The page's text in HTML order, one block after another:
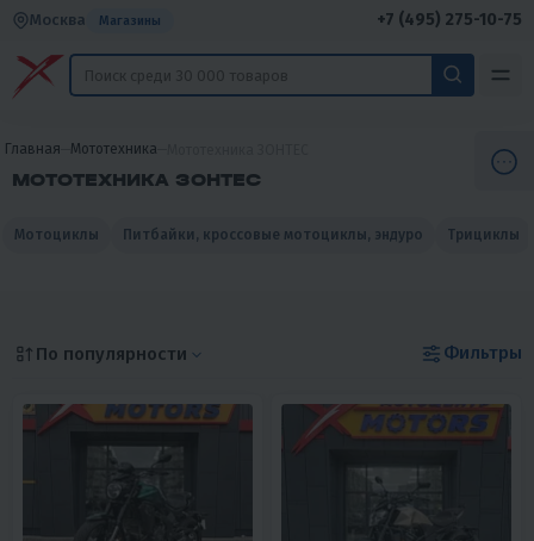
Москва Магазины +7 (495) 275-10-75
Главная Мототехника
МОТОТЕХНИКА ЗОНТЕС
Мотоциклы Питбайки, кроссовые мотоциклы, эндуро Трициклы
По популярности Фильтры